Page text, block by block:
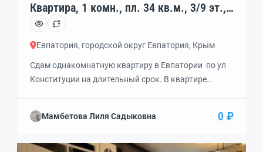
Квартира, 1 комн., пл. 34 кв.м., 3/9 эт.,
код: 449580
Евпатория, городской округ Евпатория, Крым
Сдам однакомнатную квартиру в Евпатории по ул
Конституции на длительный срок. В квартире
транспорта. Исключительно без животных.
Мамбетова Лиля Садыковна 0 ₽